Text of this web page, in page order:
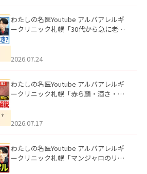
わたしの名医Youtube アルバアレルギ
ークリニック札幌「30代から急に老け
た。
2026.07.24
わたしの名医Youtube アルバアレルギ
ークリニック札幌「赤ら顔・酒さ・ニ
した。
2026.07.17
わたしの名医Youtube アルバアレルギ
ークリニック札幌「マンジャロのリア